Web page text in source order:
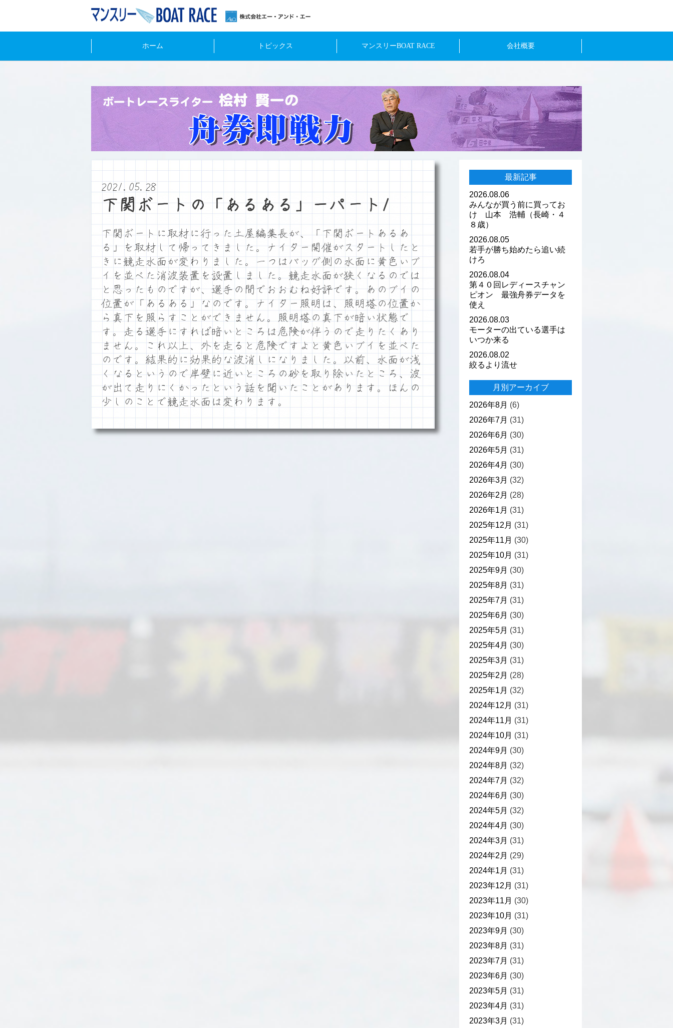
ホーム トピックス マンスリーBOAT RACE 会社概要
2021.05.28
下関ボートの「あるある」－パート1
下関ボートに取材に行った土屋編集長が、「下関ボートあるあ
る」を取材して帰ってきました。ナイター開催がスタートしたと
きに競走水面が変わりました。一つはバッグ側の水面に黄色いブ
イを並べた消波装置を設置しました。競走水面が狭くなるのでは
と思ったものですが、選手の間でおおむね好評です。あのブイの
位置が「あるある」なのです。ナイター照明は、照明塔の位置か
ら真下を照らすことができません。照明塔の真下が暗い状態で
す。走る選手にすれば暗いところは危険が伴うので走りたくあり
ません。これ以上、外を走ると危険ですよと黄色いブイを並べた
のです。結果的に効果的な波消しになりました。以前、水面が浅
くなるというので岸壁に近いところの砂を取り除いたところ、波
が出て走りにくかったという話を聞いたことがあります。ほんの
少しのことで競走水面は変わります。
最新記事
2026.08.06
みんなが買う前に買ってお
け 山本 浩輔（長崎・４
８歳）
2026.08.05
若手が勝ち始めたら追い続
けろ
2026.08.04
第４０回レディースチャン
ピオン 最強舟券データを
使え
2026.08.03
モーターの出ている選手は
いつか来る
2026.08.02
絞るより流せ
月別アーカイブ
2026年8月 (6)
2026年7月 (31)
2026年6月 (30)
2026年5月 (31)
2026年4月 (30)
2026年3月 (32)
2026年2月 (28)
2026年1月 (31)
2025年12月 (31)
2025年11月 (30)
2025年10月 (31)
2025年9月 (30)
2025年8月 (31)
2025年7月 (31)
2025年6月 (30)
2025年5月 (31)
2025年4月 (30)
2025年3月 (31)
2025年2月 (28)
2025年1月 (32)
2024年12月 (31)
2024年11月 (31)
2024年10月 (31)
2024年9月 (30)
2024年8月 (32)
2024年7月 (32)
2024年6月 (30)
2024年5月 (32)
2024年4月 (30)
2024年3月 (31)
2024年2月 (29)
2024年1月 (31)
2023年12月 (31)
2023年11月 (30)
2023年10月 (31)
2023年9月 (30)
2023年8月 (31)
2023年7月 (31)
2023年6月 (30)
2023年5月 (31)
2023年4月 (31)
2023年3月 (31)